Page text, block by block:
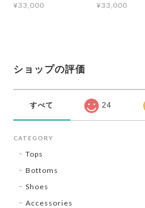
¥33,000
¥33,000
ショップの評価
すべて 24
CATEGORY
Tops
Bottoms
Shoes
Accessories